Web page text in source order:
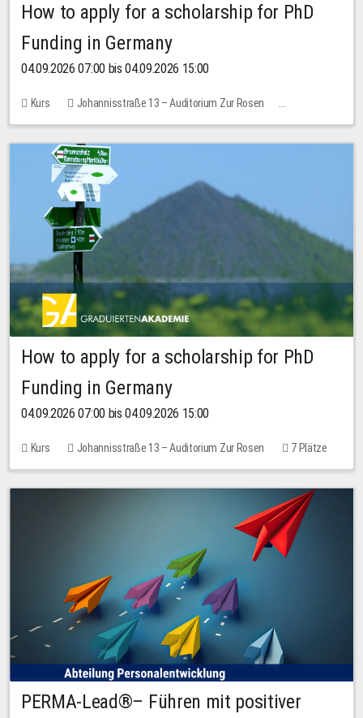
How to apply for a scholarship for PhD
Funding in Germany
04.09.2026 07:00 bis 04.09.2026 15:00
Kurs
Johannisstraße 13 – Auditorium Zur Rosen
Keine freien Plätze
How to apply for a scholarship for PhD
Funding in Germany
04.09.2026 07:00 bis 04.09.2026 15:00
Kurs Johannisstraße 13 – Auditorium Zur Rosen
7 Plätze
10,00 EUR
PERMA-Lead®– Führen mit positiver